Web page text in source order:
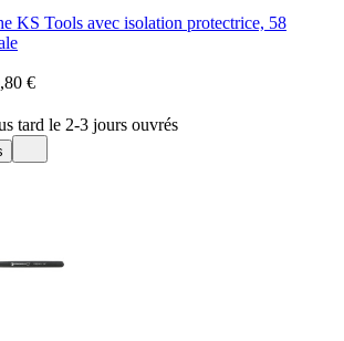
KS Tools avec isolation protectrice, 58
€
tard le 2-3 jours ouvrés